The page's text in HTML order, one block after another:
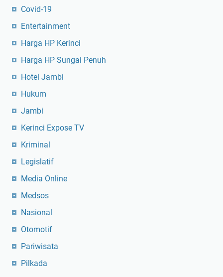
Covid-19
Entertainment
Harga HP Kerinci
Harga HP Sungai Penuh
Hotel Jambi
Hukum
Jambi
Kerinci Expose TV
Kriminal
Legislatif
Media Online
Medsos
Nasional
Otomotif
Pariwisata
Pilkada